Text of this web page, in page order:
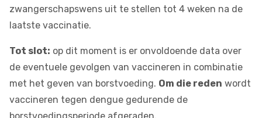
zwangerschapswens uit te stellen tot 4 weken na de
laatste vaccinatie.
Tot slot: op dit moment is er onvoldoende data over
de eventuele gevolgen van vaccineren in combinatie
met het geven van borstvoeding. Om die reden wordt
vaccineren tegen dengue gedurende de